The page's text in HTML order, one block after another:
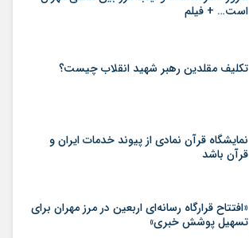
است… + فیلم
تکلیف مقلدین رهبر شهید انقلاب چیست؟
نمایشگاه قرآن نمادی از پیوند خدمات ایران و
قرآن باشد
«افتتاح قرارگاه رسانه‌ای اربعین در مرز مهران برای
تسهیل پوشش خبری»